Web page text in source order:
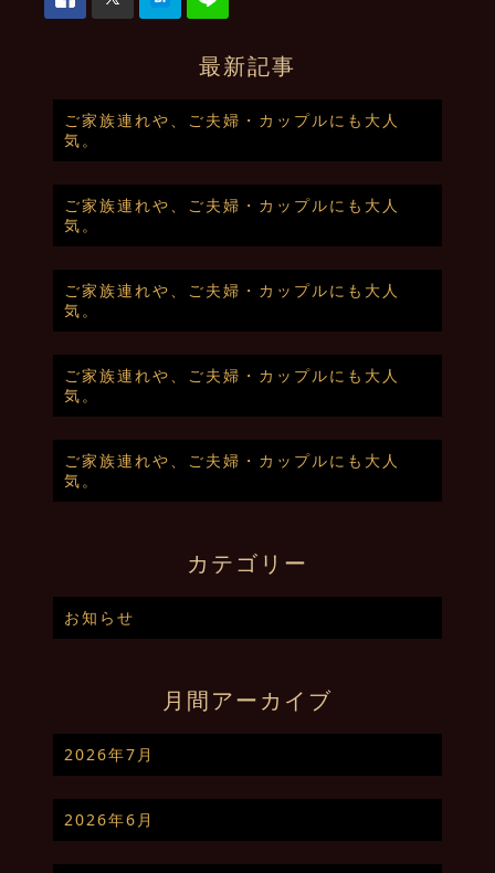
最新記事
ご家族連れや、ご夫婦・カップルにも大人
気。
ご家族連れや、ご夫婦・カップルにも大人
気。
ご家族連れや、ご夫婦・カップルにも大人
気。
ご家族連れや、ご夫婦・カップルにも大人
気。
ご家族連れや、ご夫婦・カップルにも大人
気。
カテゴリー
お知らせ
月間アーカイブ
2026年7月
2026年6月